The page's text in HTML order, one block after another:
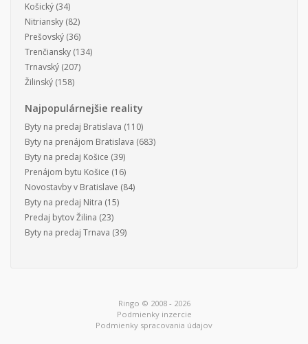
Košický (34)
Nitriansky (82)
Prešovský (36)
Trenčiansky (134)
Trnavský (207)
Žilinský (158)
Najpopulárnejšie reality
Byty na predaj Bratislava (110)
Byty na prenájom Bratislava (683)
Byty na predaj Košice (39)
Prenájom bytu Košice (16)
Novostavby v Bratislave (84)
Byty na predaj Nitra (15)
Predaj bytov Žilina (23)
Byty na predaj Trnava (39)
Ringo © 2008 - 2026
Podmienky inzercie
Podmienky spracovania údajov